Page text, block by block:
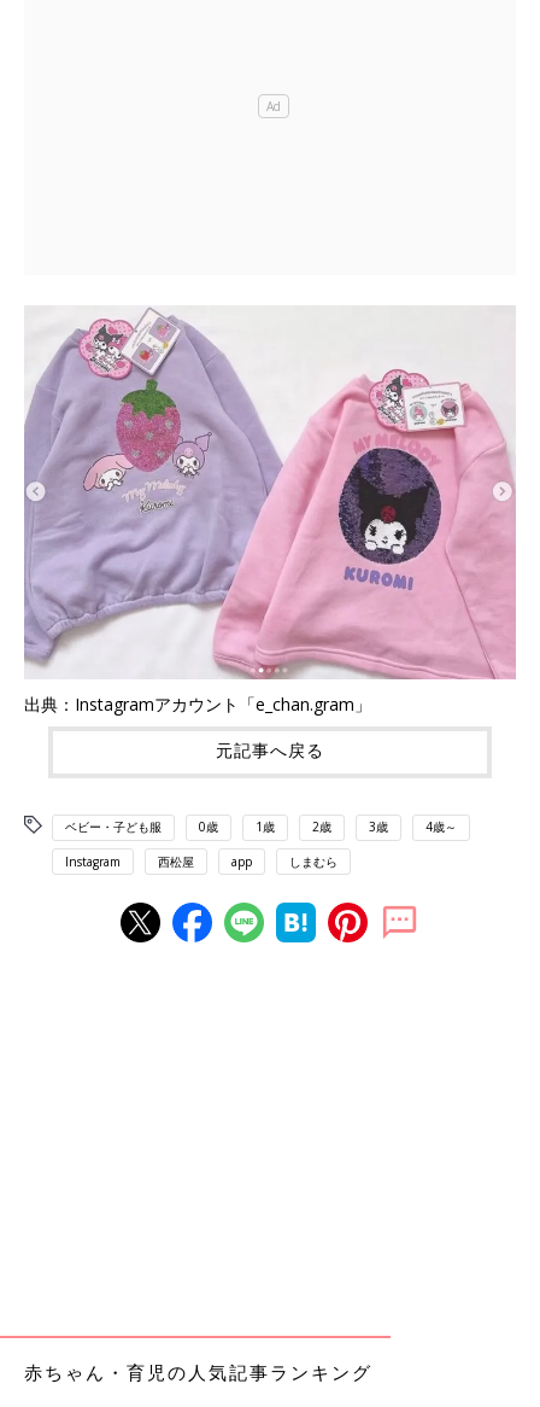
出典：Instagramアカウント「e_chan.gram」
元記事へ戻る
ベビー・子ども服 0歳 1歳 2歳 3歳 4歳～
Instagram 西松屋 app しまむら
赤ちゃん・育児の人気記事ランキング